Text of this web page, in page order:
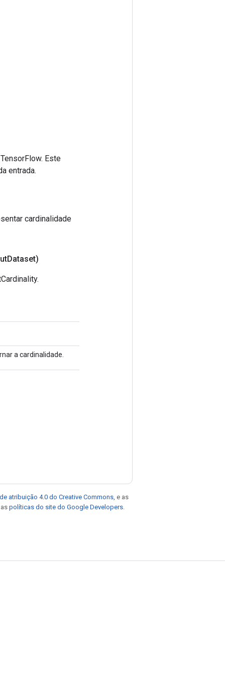
Este
entrada.
cardinalidade
Dataset)
a cardinalidade.
atribuição 4.0 do Creative Commons , e as
políticas do site do Google Developers